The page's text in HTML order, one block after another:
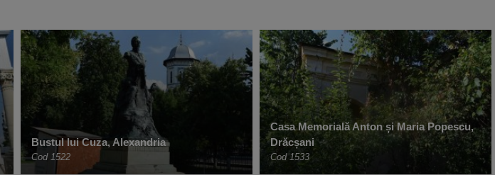
Bustul lui Cuza, Alexandria
Cod 1522
Casa Memorială Anton și Maria Popescu,
Drăcșani
Cod 1533